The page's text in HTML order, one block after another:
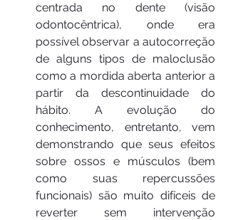
centrada no dente (visão
odontocêntrica), onde era
possível observar a autocorreção
de alguns tipos de maloclusão
como a mordida aberta anterior a
partir da descontinuidade do
hábito. A evolução do
conhecimento, entretanto, vem
demonstrando que seus efeitos
sobre ossos e músculos (bem
como suas repercussões
funcionais) são muito difíceis de
reverter sem intervenção